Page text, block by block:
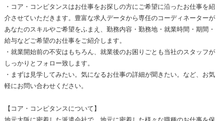
・コア・コンピタンスはお仕事をお探しの方にご希望に沿ったお仕事を紹
介させていただきます。豊富な求人データから専任のコーディネーターが
あなたのスキルやご希望をふまえ、勤務内容・勤務地・就業時間・期間・
給与などご希望のお仕事をご紹介します。
・就業開始前の不安はもちろん、就業後のお困りごとも当社のスタッフが
しっかりとフォロー致します。
・まずは見学してみたい。気になるお仕事の詳細が聞きたい。など、お気
軽にお問い合わせください。
【コア・コンピタンスについて】